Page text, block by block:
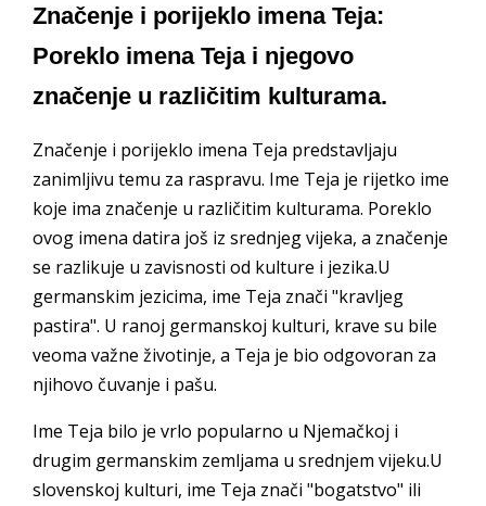
Značenje i porijeklo imena Teja:
Poreklo imena Teja i njegovo
značenje u različitim kulturama.
Značenje i porijeklo imena Teja predstavljaju
zanimljivu temu za raspravu. Ime Teja je rijetko ime
koje ima značenje u različitim kulturama. Poreklo
ovog imena datira još iz srednjeg vijeka, a značenje
se razlikuje u zavisnosti od kulture i jezika.U
germanskim jezicima, ime Teja znači "kravljeg
pastira". U ranoj germanskoj kulturi, krave su bile
veoma važne životinje, a Teja je bio odgovoran za
njihovo čuvanje i pašu.
Ime Teja bilo je vrlo popularno u Njemačkoj i
drugim germanskim zemljama u srednjem vijeku.U
slovenskoj kulturi, ime Teja znači "bogatstvo" ili